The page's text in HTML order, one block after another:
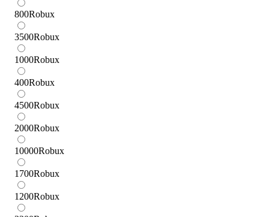
800Robux
3500Robux
1000Robux
400Robux
4500Robux
2000Robux
10000Robux
1700Robux
1200Robux